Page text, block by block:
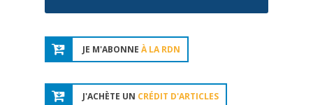
JE M'ABONNE À LA RDN
J'ACHÈTE UN CRÉDIT D'ARTICLES